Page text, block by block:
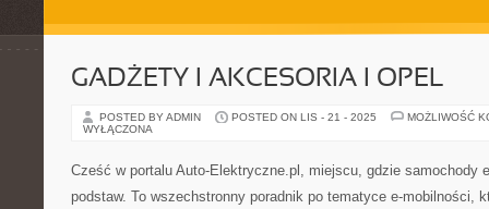
GADŻETY I AKCESORIA I OPEL
POSTED BY ADMIN POSTED ON LIS - 21 - 2025
MOŻLIWOŚĆ
WYŁĄCZONA
Cześć w portalu Auto-Elektryczne.pl, miejscu, gdzie samochody
podstaw. To wszechstronny poradnik po tematyce e-mobilności,